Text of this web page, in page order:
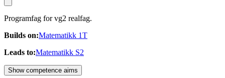
Programfag for vg2 realfag.
Builds on:Matematikk 1T
Leads to:Matematikk S2
Show competence aims